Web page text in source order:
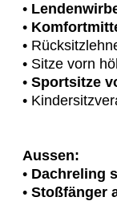
•
•
•
• Sitze vorn
• Sportsitze
•
Aussen:
• Dachreling
• Stoßfänger